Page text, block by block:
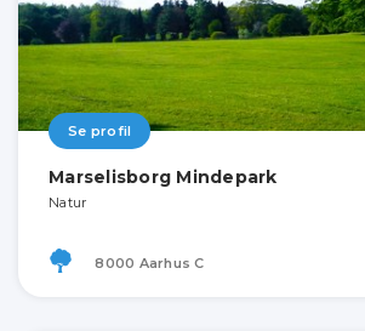
Se profil
Marselisborg Mindepark
Natur
8000 Aarhus C